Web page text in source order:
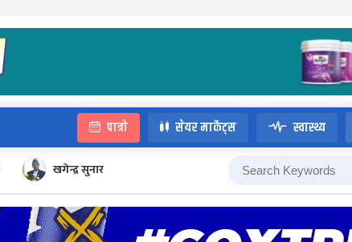
पात्रो सेयर मार्केट्स स्वास्थ्य
खगेन्द्र सुनार